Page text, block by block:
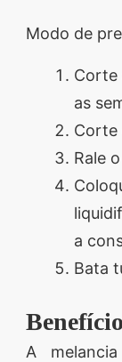
Modo de
Corte
as
Corte
Rale
a
Bata
A